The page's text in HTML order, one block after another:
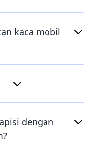
kaca mobil
dengan